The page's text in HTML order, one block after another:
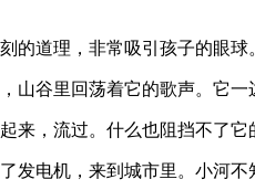
的道理，非常吸引孩子的眼
山谷里回荡着它的歌声。它一
来，流过。什么也阻挡不了它
发电机，来到城市里。小河不